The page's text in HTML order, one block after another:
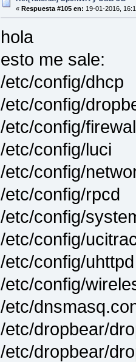
« Respuesta #105 en: 19-01-2016,
hola
esto me sale:
/etc/config/dhcp
/etc/config/
/etc/config/
/etc/config/luci
/etc/config/
/etc/config/rpcd
/etc/config/
/etc/config/
/etc/config/uhttpd
/etc/config/
/etc/
/etc/dropbear/
/etc/dropbear/